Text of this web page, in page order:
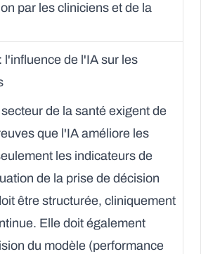
par les cliniciens et de la
l'influence de l'IA sur les
de la santé exigent de
que l'IA améliore les
les indicateurs de
de la prise de décision
être structurée, cliniquement
Elle doit également
du modèle (performance